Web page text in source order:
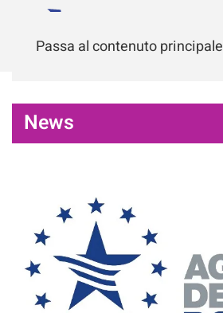
Passa al contenuto principale
News